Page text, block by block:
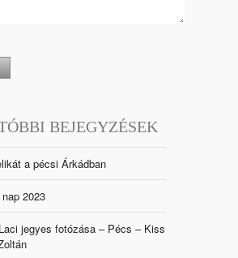
BEJEGYZÉSEK
a pécsi Árkádban
2023
jegyes fotózása – Pécs – Kiss